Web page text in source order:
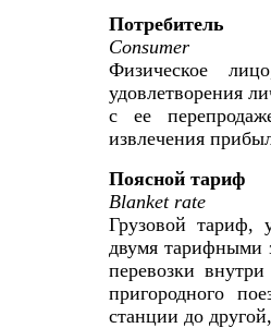
Потребитель
Consumer
Физическое
удовлетворения
с ее
извлечения
Поясной тариф
Blanket rate
Грузовой тариф,
двумя тарифными
перевозки
пригородного
станции до